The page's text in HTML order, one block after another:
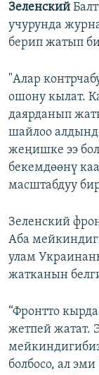
Зеленский
учурунда
берип жатып
"Алар
ошону кылат.
даярданып
шайлоо
жеңишке ээ
бекемдөөнү
масштабдуу
Зеленский
Аба
улам
жатканын
“Фронтто
жетпей жатат.
болбосо, ал